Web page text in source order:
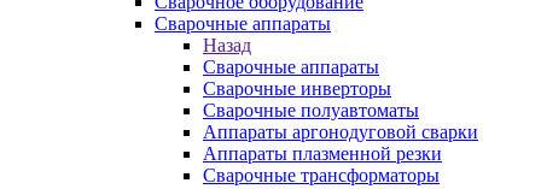
Сварочные аппараты
Назад
Сварочные аппараты
Сварочные инверторы
Сварочные полуавтоматы
Аппараты аргонодуговой сварки
Аппараты плазменной резки
Сварочные трансформаторы